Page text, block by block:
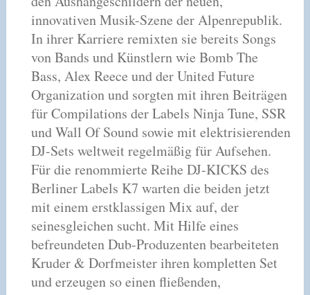
innovativen Musik-Szene der Alpenrepublik.
In ihrer Karriere remixten sie bereits Songs
von Bands und Künstlern wie Bomb The
Bass, Alex Reece und der United Future
Organization und sorgten mit ihren Beiträgen
für Compilations der Labels Ninja Tune, SSR
und Wall Of Sound sowie mit elektrisierenden
DJ-Sets weltweit regelmäßig für Aufsehen.
Für die renommierte Reihe DJ-KICKS des
Berliner Labels K7 warten die beiden jetzt
mit einem erstklassigen Mix auf, der
seinesgleichen sucht. Mit Hilfe eines
befreundeten Dub-Produzenten bearbeiteten
Kruder & Dorfmeister ihren kompletten Set
und erzeugen so einen fließenden,